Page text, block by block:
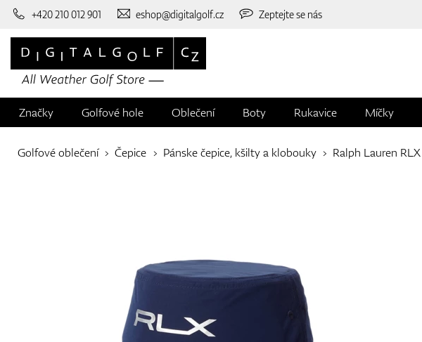
+420 210 012 901 eshop@digitalgolf.cz Zeptejte se nás
Značky Golfové hole Oblečení Boty Rukavice Míčky
Golfové oblečení Čepice Pánske čepice, kšilty a klobouky Ralph Lauren RLX